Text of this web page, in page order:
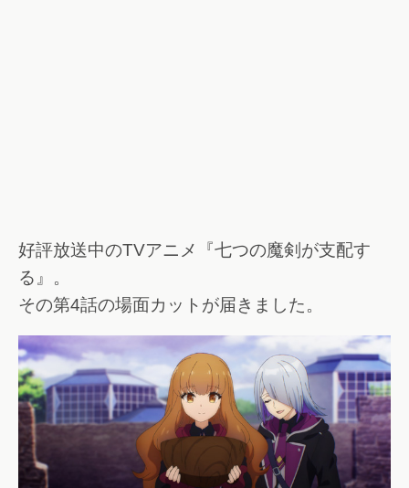
好評放送中のTVアニメ『七つの魔剣が支配す
る』。
その第4話の場面カットが届きました。